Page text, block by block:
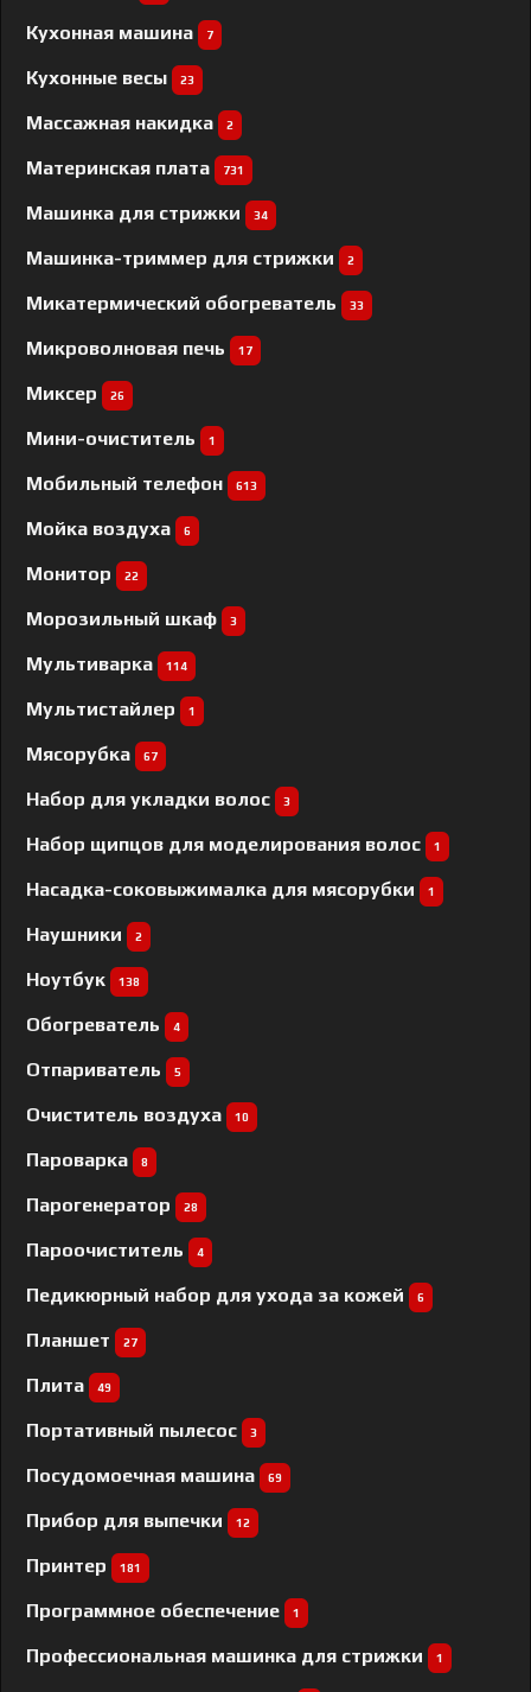
Кухонная машина 7
Кухонные весы 23
Массажная накидка 2
Материнская плата 731
Машинка для стрижки 34
Машинка-триммер для стрижки 2
Микатермический обогреватель 33
Микроволновая печь 17
Миксер 26
Мини-очиститель 1
Мобильный телефон 613
Мойка воздуха 6
Монитор 22
Морозильный шкаф 3
Мультиварка 114
Мультистайлер 1
Мясорубка 67
Набор для укладки волос 3
Набор щипцов для моделирования волос 1
Насадка-соковыжималка для мясорубки 1
Наушники 2
Ноутбук 138
Обогреватель 4
Отпариватель 5
Очиститель воздуха 10
Пароварка 8
Парогенератор 28
Пароочиститель 4
Педикюрный набор для ухода за кожей 6
Планшет 27
Плита 49
Портативный пылесос 3
Посудомоечная машина 69
Прибор для выпечки 12
Принтер 181
Программное обеспечение 1
Профессиональная машинка для стрижки 1